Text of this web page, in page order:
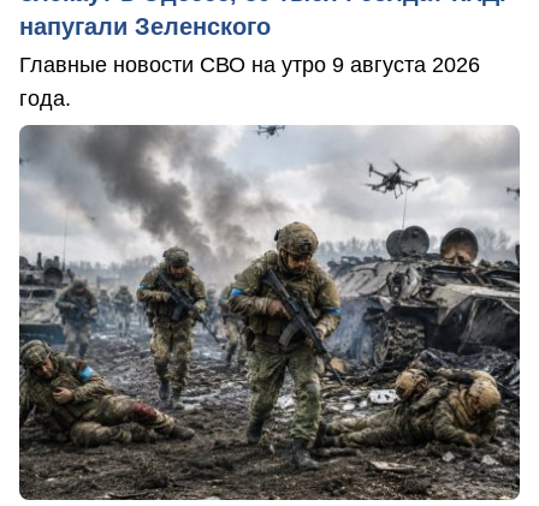
напугали Зеленского
Главные новости СВО на утро 9 августа 2026
года.